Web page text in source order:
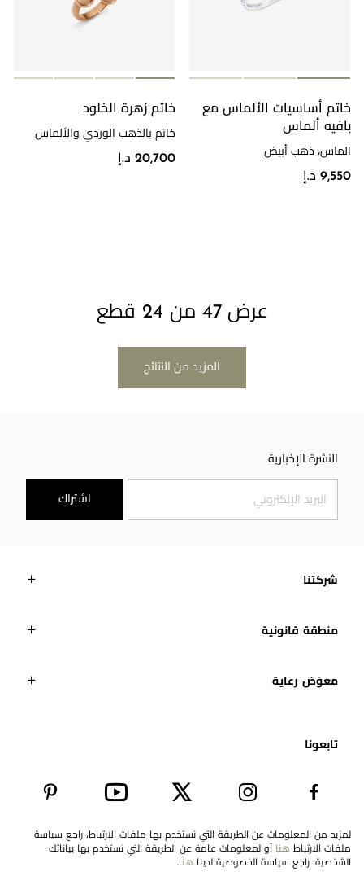
خاتم أساسيات الألماس مع
بافيه ألماس
الماس، ذهب أبيض
9,550 د.إ
خاتم زهرة الخلود
خاتم بالذهب الوردي والألماس
20,700 د.إ
عرض 47 من 24 قطع
المزيد من النتائج
النشرة الإخبارية
اشتراك
شركتنا
منطقة قانونية
معوَض رعاية
تابعونا​
United Arab Emirates
EN
لمزيد من المعلومات عن الطريقة التي نستخدم بها ملفات الارتباط، راجع سياسة
ملفات الارتباط هنا
أو لمعلومات عامة عن الطريقة التي نستخدم بها بياناتك
الشخصية، راجع سياسة الخصوصية لدينا هنا.